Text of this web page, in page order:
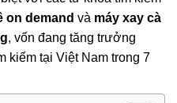
on demand và máy xay cà
, vốn đang tăng trưởng
kiếm tại Việt Nam trong 7